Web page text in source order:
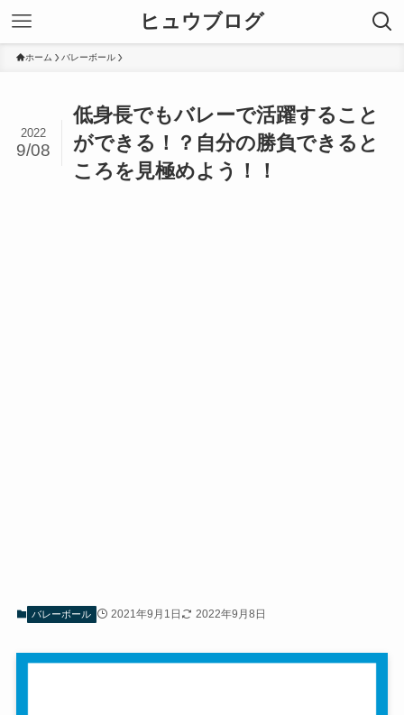
ヒュウブログ
ホーム バレーボール
低身長でもバレーで活躍すること
ができる！？自分の勝負できると
ころを見極めよう！！
2022
9/08
バレーボール 2021年9月1日 2022年9月8日